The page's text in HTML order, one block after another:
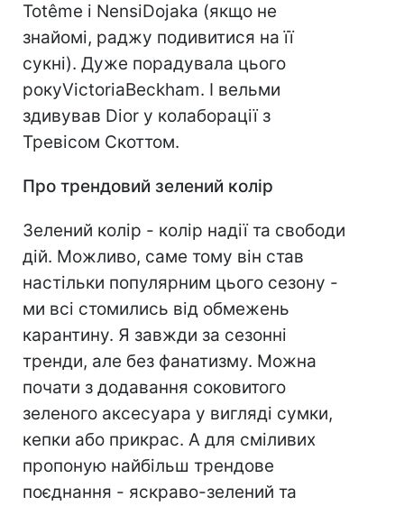
Totême і NensiDojaka (якщо не
знайомі, раджу подивитися на її
сукні). Дуже порадувала цього
рокуVictoriaBeckham. І вельми
здивував Dior у колаборації з
Тревісом Скоттом.
Про трендовий зелений колір
Зелений колір - колір надії та свободи
дій. Можливо, саме тому він став
настільки популярним цього сезону -
ми всі стомились від обмежень
карантину. Я завжди за сезонні
тренди, але без фанатизму. Можна
почати з додавання соковитого
зеленого аксесуара у вигляді сумки,
кепки або прикрас. А для сміливих
пропоную найбільш трендове
поєднання - яскраво-зелений та